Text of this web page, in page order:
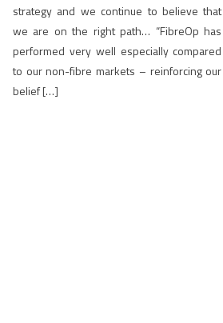
strategy and we continue to believe that
we are on the right path… “FibreOp has
performed very well especially compared
to our non-fibre markets – reinforcing our
belief […]